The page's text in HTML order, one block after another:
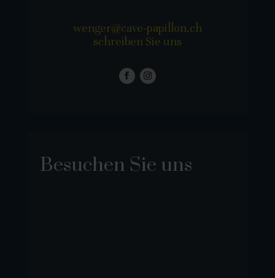
wenger@cave-papillon.ch
schreiben Sie uns
Besuchen Sie uns